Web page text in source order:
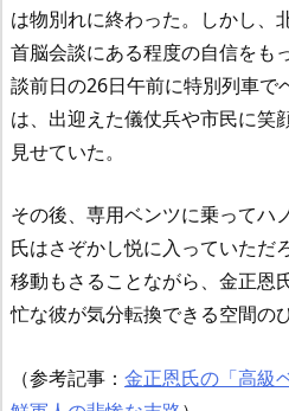
は物別れに終わった。しかし、
首脳会談にある程度の自信をも
談前日の26日午前に特別列車で
は、出迎えた儀仗兵や市民に笑
見せていた。
その後、専用ベンツに乗ってハ
氏はさぞかし悦に入っていただ
移動もさることながら、金正恩
忙な彼が気分転換できる空間の
（参考記事： 金正恩氏の「高級